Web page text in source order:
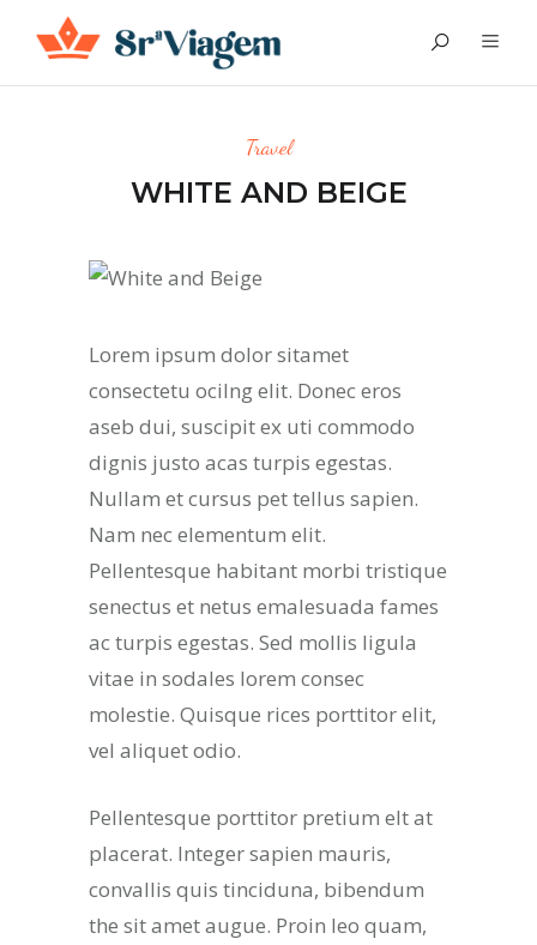
Travel
WHITE AND BEIGE
Lorem ipsum dolor sitamet
consectetu ocilng elit. Donec eros
aseb dui, suscipit ex uti commodo
dignis justo acas turpis egestas.
Nullam et cursus pet tellus sapien.
Nam nec elementum elit.
Pellentesque habitant morbi tristique
senectus et netus emalesuada fames
ac turpis egestas. Sed mollis ligula
vitae in sodales lorem consec
molestie. Quisque rices porttitor elit,
vel aliquet odio.
Pellentesque porttitor pretium elt at
placerat. Integer sapien mauris,
convallis quis tinciduna, bibendum
the sit amet augue. Proin leo quam,